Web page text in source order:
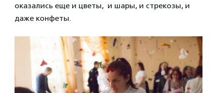
оказались еще и цветы, и шары, и стрекозы, и
даже конфеты.